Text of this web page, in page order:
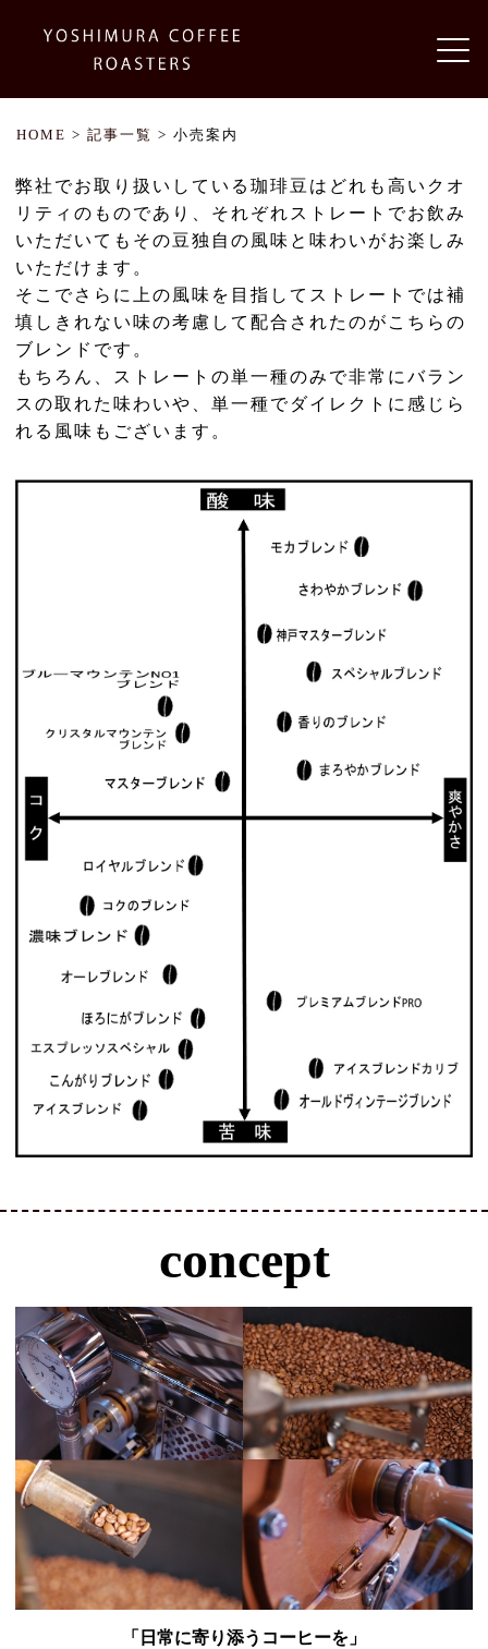
HOME > 記事一覧 > 小売案内
弊社でお取り扱いしている珈琲豆はどれも高いクオ
リティのものであり、それぞれストレートでお飲み
いただいてもその豆独自の風味と味わいがお楽しみ
いただけます。
そこでさらに上の風味を目指してストレートでは補
填しきれない味の考慮して配合されたのがこちらの
ブレンドです。
もちろん、ストレートの単一種のみで非常にバラン
スの取れた味わいや、単一種でダイレクトに感じら
れる風味もございます。
concept
「日常に寄り添うコーヒーを」